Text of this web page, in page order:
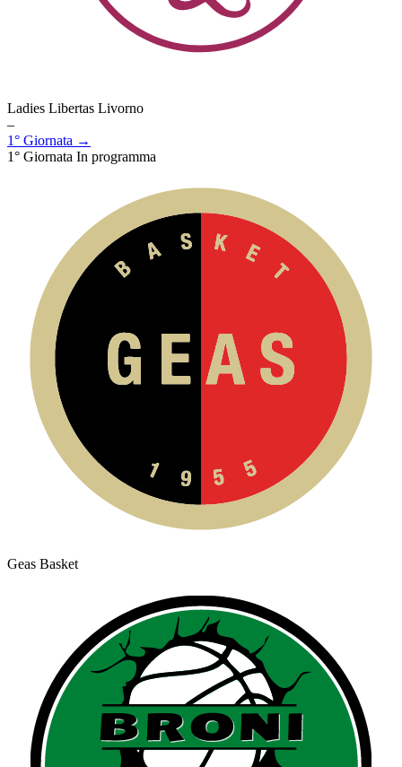
Ladies Libertas Livorno
–
1° Giornata →
1° Giornata In programma
Geas Basket